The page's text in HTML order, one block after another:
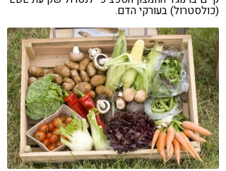
(כולסטרול) בעורקי הדם.